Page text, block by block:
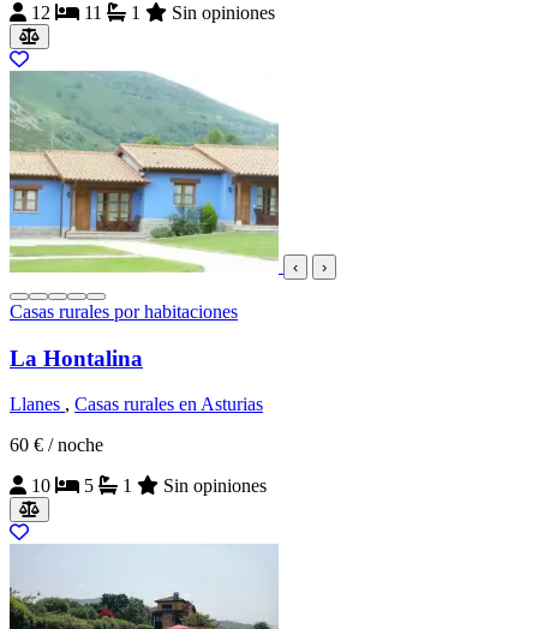
12
11 1 Sin opiniones
‹ ›
Casas rurales por habitaciones
La Hontalina
Llanes , Casas rurales en Asturias
60 € / noche
10
5 1 Sin opiniones